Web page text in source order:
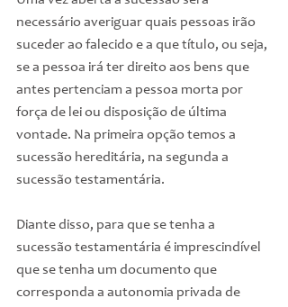
necessário averiguar quais pessoas irão
suceder ao falecido e a que título, ou seja,
se a pessoa irá ter direito aos bens que
antes pertenciam a pessoa morta por
força de lei ou disposição de última
vontade. Na primeira opção temos a
sucessão hereditária, na segunda a
sucessão testamentária.
Diante disso, para que se tenha a
sucessão testamentária é imprescindível
que se tenha um documento que
corresponda a autonomia privada de